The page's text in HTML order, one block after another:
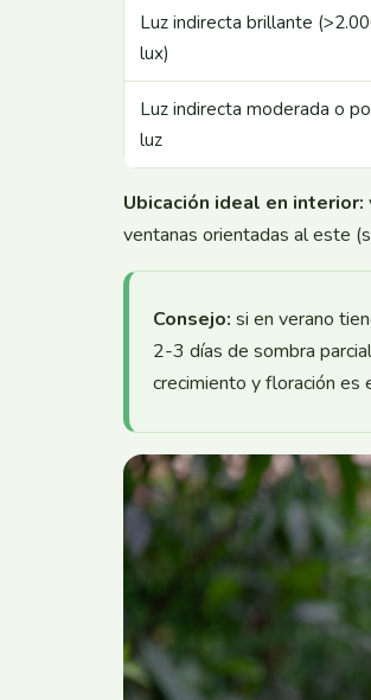
Luz indirecta brillante
lux)
Luz indirecta moderada o
luz
Ubicación ideal en interior:
ventanas orientadas al este
Consejo: si en verano
2-3 días de sombra
crecimiento y floración es